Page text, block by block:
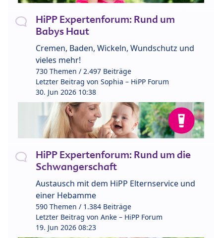
HiPP Expertenforum: Rund um
Babys Haut
Cremen, Baden, Wickeln, Wundschutz und
vieles mehr!
730 Themen / 2.497 Beiträge
Letzter Beitrag von Sophia – HiPP Forum
30. Jun 2026 10:38
HiPP Expertenforum: Rund um die
Schwangerschaft
Austausch mit dem HiPP Elternservice und
einer Hebamme
590 Themen / 1.384 Beiträge
Letzter Beitrag von Anke – HiPP Forum
19. Jun 2026 08:23